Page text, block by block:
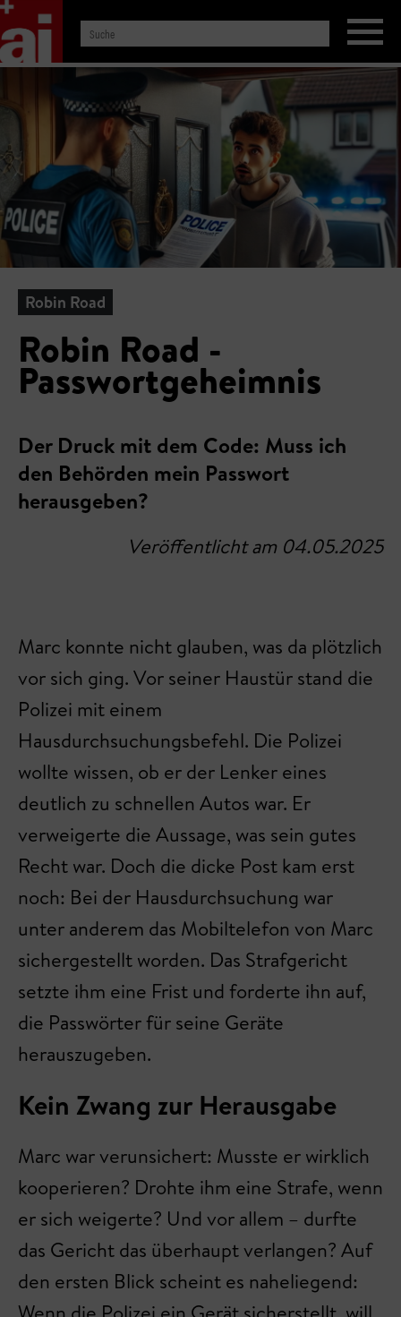
Robin Road
Robin Road -
Passwortgeheimnis
Der Druck mit dem Code: Muss ich
den Behörden mein Passwort
herausgeben?
Veröffentlicht am 04.05.2025
Marc konnte nicht glauben, was da plötzlich
vor sich ging. Vor seiner Haustür stand die
Polizei mit einem
Hausdurchsuchungsbefehl. Die Polizei
wollte wissen, ob er der Lenker eines
deutlich zu schnellen Autos war. Er
verweigerte die Aussage, was sein gutes
Recht war. Doch die dicke Post kam erst
noch: Bei der Hausdurchsuchung war
unter anderem das Mobiltelefon von Marc
sichergestellt worden. Das Strafgericht
setzte ihm eine Frist und forderte ihn auf,
die Passwörter für seine Geräte
herauszugeben.
Kein Zwang zur Herausgabe
Marc war verunsichert: Musste er wirklich
kooperieren? Drohte ihm eine Strafe, wenn
er sich weigerte? Und vor allem – durfte
das Gericht das überhaupt verlangen? Auf
den ersten Blick scheint es naheliegend: